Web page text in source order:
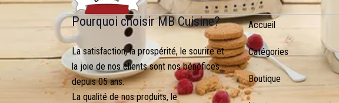
Pourquoi choisir MB Cuisine?
La satisfaction, la prospérité, le sourire et
la joie de nos clients sont nos bénéfices
depuis 05 ans.
La qualité de nos produits, le
Accueil
Catégories
Boutique